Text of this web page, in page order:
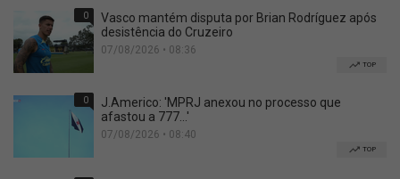
0
Vasco mantém disputa por Brian Rodríguez após
desistência do Cruzeiro
07/08/2026 • 08:36
TOP
0
J.Americo: 'MPRJ anexou no processo que
afastou a 777...'
07/08/2026 • 08:40
TOP